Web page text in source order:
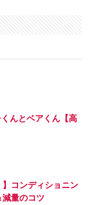
んとベアくん【高
】コンディショニン
量のコツ